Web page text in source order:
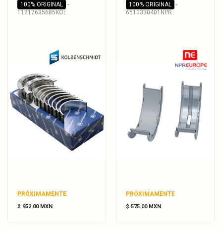
100% ORIGINAL
-
11217635685KOL
PRÓXIMAMENTE
$ 952.00 MXN
100% ORIGINAL
-
6510330401NPR
PRÓXIMAMENTE
$ 575.00 MXN